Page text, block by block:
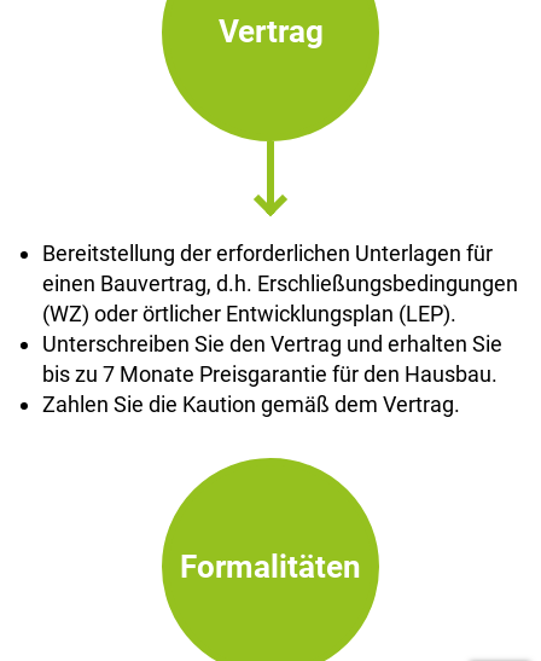
Vertrag
Bereitstellung der erforderlichen Unterlagen für
einen Bauvertrag, d.h. Erschließungsbedingungen
(WZ) oder örtlicher Entwicklungsplan (LEP).
Unterschreiben Sie den Vertrag und erhalten Sie
bis zu 7 Monate Preisgarantie für den Hausbau.
Zahlen Sie die Kaution gemäß dem Vertrag.
Formalitäten